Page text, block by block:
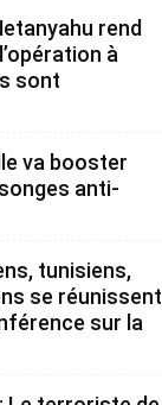
rend
à
sont
va booster
anti-
tunisiens,
se réunissent
sur la